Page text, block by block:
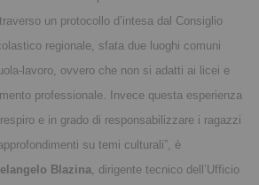
un protocollo d’intesa dal Consiglio
regionale, sfata due luoghi comuni
lavoro, ovvero che non si adatti ai licei e
professionale. Invece questa esperienza
e in grado di responsabilizzare i ragazzi
su temi culturali”, è
Blazina, dirigente tecnico dell’Ufficio